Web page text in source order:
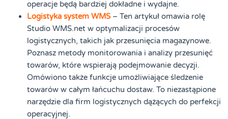
operacje będą bardziej dokładne i wydajne.
Logistyka system WMS– Ten artykuł omawia rolę
Studio WMS.net w optymalizacji procesów
logistycznych, takich jak przesunięcia magazynowe.
Poznasz metody monitorowania i analizy przesunięć
towarów, które wspierają podejmowanie decyzji.
Omówiono także funkcje umożliwiające śledzenie
towarów w całym łańcuchu dostaw. To niezastąpione
narzędzie dla firm logistycznych dążących do perfekcji
operacyjnej.